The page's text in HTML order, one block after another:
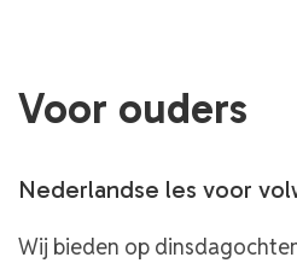
Voor ouders
Nederlandse les voor
Wij bieden op